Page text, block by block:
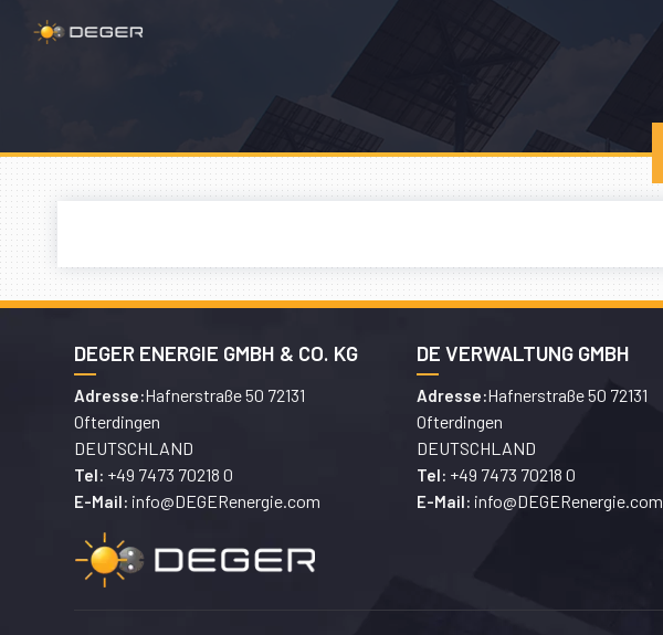
DEGER ENERGIE GMBH & CO. KG
Adresse:Hafnerstraße 50 72131
Ofterdingen
DEUTSCHLAND
Tel: +49 7473 70218 0
E-Mail: info@DEGERenergie.com
DE VERWALTUNG GMBH
Adresse:Hafnerstraße 50 72131
Ofterdingen
DEUTSCHLAND
Tel: +49 7473 70218 0
E-Mail: info@DEGERenergie.com